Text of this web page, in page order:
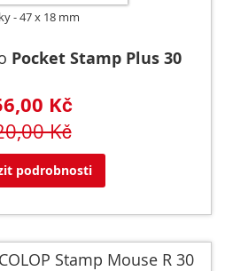
47 x 18 mm
Pocket Stamp Plus 30
Kč
Kč
podrobnosti
Stamp Mouse R 30